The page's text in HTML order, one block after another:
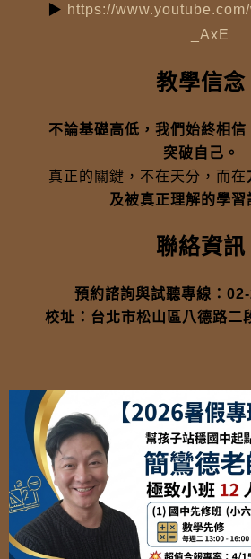
▶ https://
_AxE
教學信念
不論基礎高低，我們始終相
突破自己。
真正的關鍵，不在天分，而在
及被真正理解的學習
聯絡資訊
預約諮詢與試聽專線：
校址：台北市松山區八德路二